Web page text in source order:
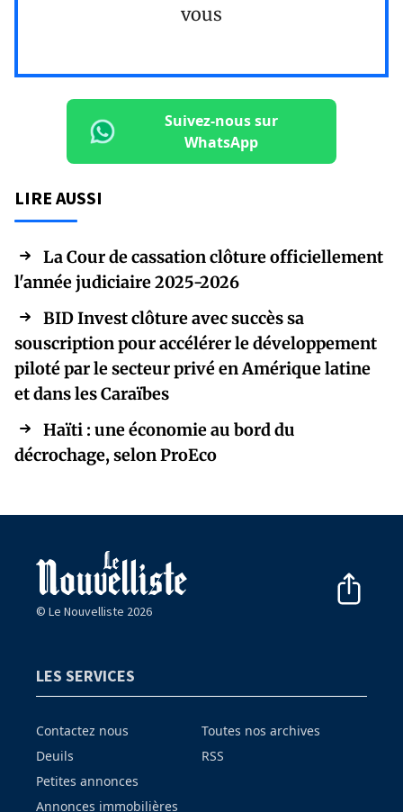
vous
Suivez-nous sur
WhatsApp
LIRE AUSSI
La Cour de cassation clôture officiellement
l'année judiciaire 2025-2026
BID Invest clôture avec succès sa
souscription pour accélérer le développement
piloté par le secteur privé en Amérique latine
et dans les Caraïbes
Haïti : une économie au bord du
décrochage, selon ProEco
© Le Nouvelliste 2026
LES SERVICES
Contactez nous
Deuils
Petites annonces
Annonces immobilières
Toutes nos archives
RSS